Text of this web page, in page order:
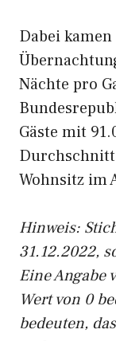
Dabei
Nächte pro
Gäste mit
Durchschnitt
Wohnsitz im
Hinweis:
31.12.2022,
Eine Angabe
Wert von 0
bedeuten,